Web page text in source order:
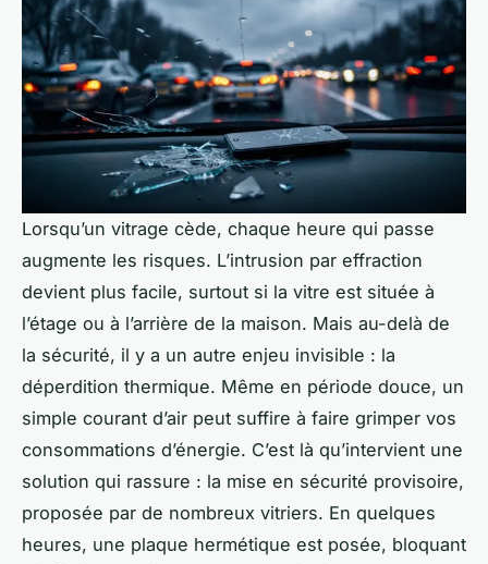
Lorsqu’un vitrage cède, chaque heure qui passe
augmente les risques. L’intrusion par effraction
devient plus facile, surtout si la vitre est située à
l’étage ou à l’arrière de la maison. Mais au-delà de
la sécurité, il y a un autre enjeu invisible : la
déperdition thermique. Même en période douce, un
simple courant d’air peut suffire à faire grimper vos
consommations d’énergie. C’est là qu’intervient une
solution qui rassure : la mise en sécurité provisoire,
proposée par de nombreux vitriers. En quelques
heures, une plaque hermétique est posée, bloquant